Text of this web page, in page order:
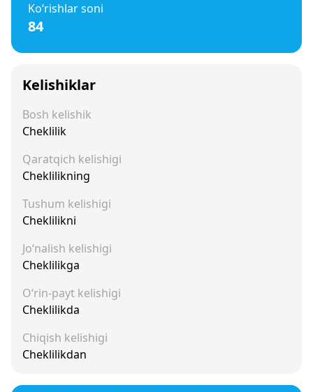
Ko‘rishlar soni
84
Kelishiklar
Bosh kelishik
Cheklilik
Qaratqich kelishigi
Cheklilikning
Tushum kelishigi
Cheklilikni
Jo‘nalish kelishigi
Cheklilikga
O‘rin-payt kelishigi
Cheklilikda
Chiqish kelishigi
Cheklilikdan